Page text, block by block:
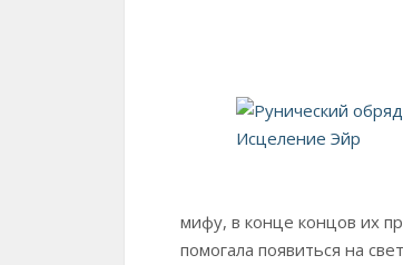
мифу, в конце концов их
помогала появиться на